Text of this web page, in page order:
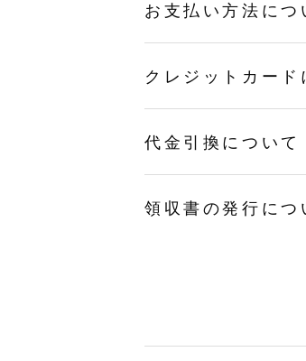
お支払い方法につ
クレジットカード
代金引換について
領収書の発行につ